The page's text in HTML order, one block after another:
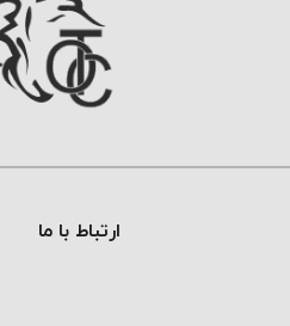
ارتباط با ما